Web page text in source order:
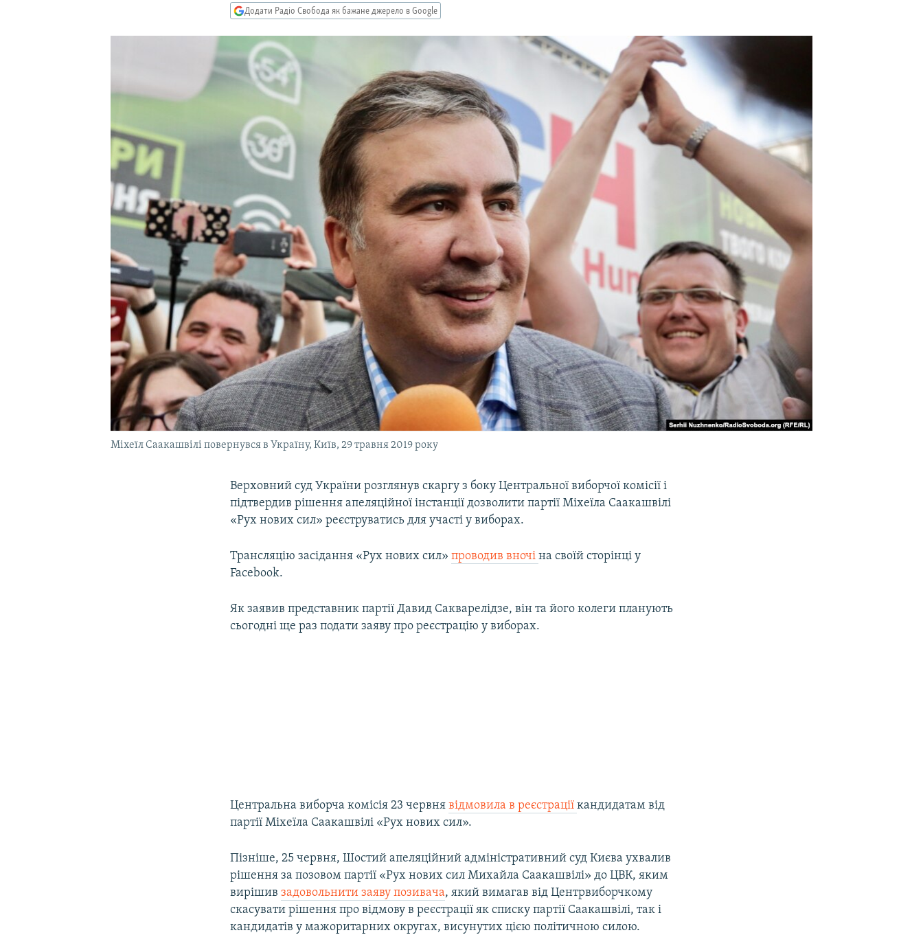
Додати Радіо Свобода як бажане джерело в Google
Міхеїл Саакашвілі повернувся в Україну, Київ, 29 травня 2019 року
Верховний суд України розглянув скаргу з боку Центральної виборчої комісії і
підтвердив рішення апеляційної інстанції дозволити партії Міхеїла Саакашвілі
«Рух нових сил» реєструватись для участі у виборах.
Трансляцію засідання «Рух нових сил»проводив вночіна своїй сторінці у
Facebook.
Як заявив представник партії Давид Сакварелідзе, він та його колеги планують
сьогодні ще раз подати заяву про реєстрацію у виборах.
Центральна виборча комісія 23 червнявідмовила в реєстраціїкандидатам від
партії Міхеїла Саакашвілі «Рух нових сил».
Пізніше, 25 червня, Шостий апеляційний адміністративний суд Києва ухвалив
рішення за позовом партії «Рух нових сил Михайла Саакашвілі» до ЦВК, яким
вирішивзадовольнити заяву позивача, який вимагав від Центрвиборчкому
скасувати рішення про відмову в реєстрації як списку партії Саакашвілі, так і
кандидатів у мажоритарних округах, висунутих цією політичною силою.